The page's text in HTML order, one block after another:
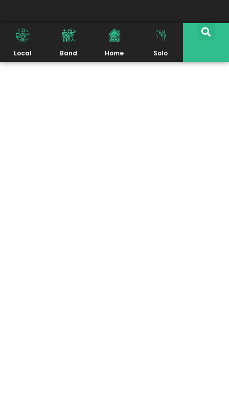
Local Band Home Solo